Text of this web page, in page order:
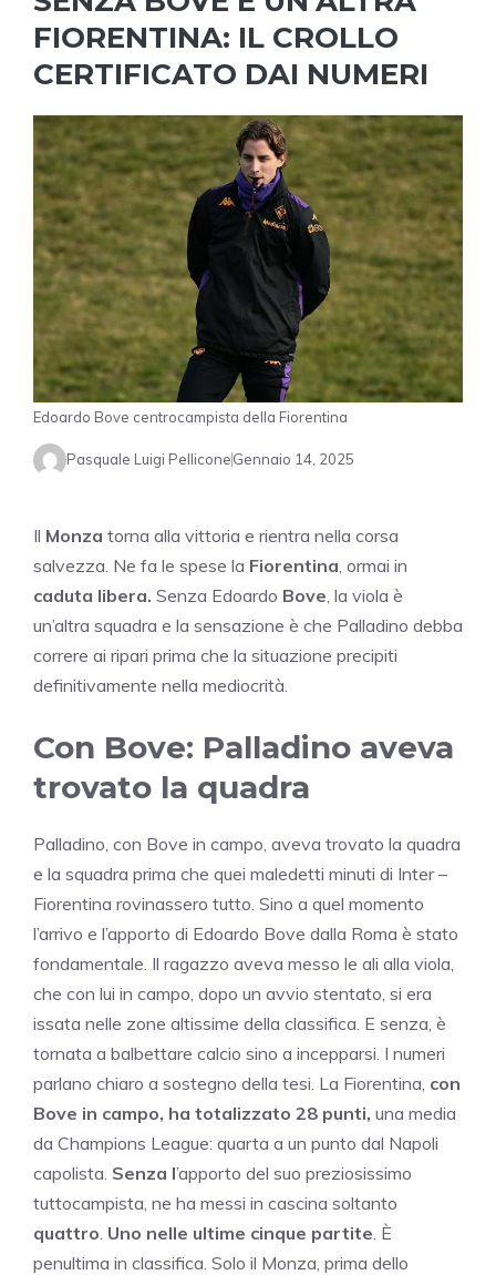
FIORENTINA: IL CROLLO
CERTIFICATO DAI NUMERI
Edoardo Bove centrocampista della Fiorentina
Pasquale Luigi PelliconeGennaio 14, 2025
Il Monza torna alla vittoria e rientra nella corsa
salvezza. Ne fa le spese la Fiorentina , ormai in
caduta libera. Senza Edoardo Bove , la viola è
un’altra squadra e la sensazione è che Palladino debba
correre ai ripari prima che la situazione precipiti
definitivamente nella mediocrità.
Con Bove: Palladino aveva
trovato la quadra
Palladino, con Bove in campo, aveva trovato la quadra
e la squadra prima che quei maledetti minuti di Inter –
Fiorentina rovinassero tutto. Sino a quel momento
l’arrivo e l’apporto di Edoardo Bove dalla Roma è stato
fondamentale. Il ragazzo aveva messo le ali alla viola,
che con lui in campo, dopo un avvio stentato, si era
issata nelle zone altissime della classifica. E senza, è
tornata a balbettare calcio sino a incepparsi. I numeri
parlano chiaro a sostegno della tesi. La Fiorentina, con
Bove in campo, ha totalizzato 28 punti, una media
da Champions League: quarta a un punto dal Napoli
capolista. Senza l’apporto del suo preziosissimo
tuttocampista, ne ha messi in cascina soltanto
quattro Uno nelle ultime cinque partite . È
penultima in classifica. Solo il Monza, prima dello